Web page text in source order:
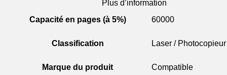
Plus d’information
Capacité en pages (à 5%)
60000
Classification Laser / Photocopieur
Marque du produit Compatible